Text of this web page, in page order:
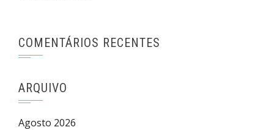
COMENTÁRIOS RECENTES
ARQUIVO
Agosto 2026